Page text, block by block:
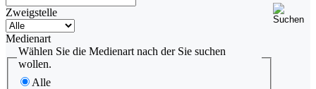
Zweigstelle
Medienart
Wählen Sie die Medienart nach der Sie suchen
wollen.
Alle